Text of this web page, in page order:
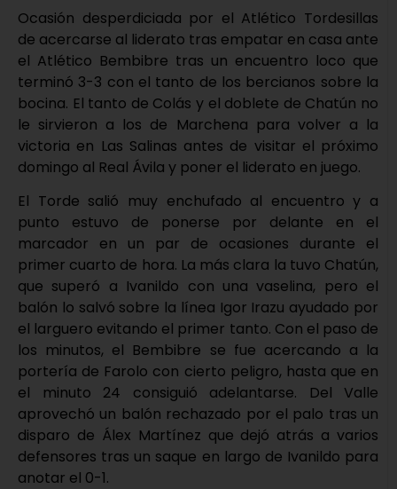
Ocasión desperdiciada por el Atlético Tordesillas
de acercarse al liderato tras empatar en casa ante
el Atlético Bembibre tras un encuentro loco que
terminó 3-3 con el tanto de los bercianos sobre la
bocina. El tanto de Colás y el doblete de Chatún no
le sirvieron a los de Marchena para volver a la
victoria en Las Salinas antes de visitar el próximo
domingo al Real Ávila y poner el liderato en juego.
El Torde salió muy enchufado al encuentro y a
punto estuvo de ponerse por delante en el
marcador en un par de ocasiones durante el
primer cuarto de hora. La más clara la tuvo Chatún,
que superó a Ivanildo con una vaselina, pero el
balón lo salvó sobre la línea Igor Irazu ayudado por
el larguero evitando el primer tanto. Con el paso de
los minutos, el Bembibre se fue acercando a la
portería de Farolo con cierto peligro, hasta que en
el minuto 24 consiguió adelantarse. Del Valle
aprovechó un balón rechazado por el palo tras un
disparo de Álex Martínez que dejó atrás a varios
defensores tras un saque en largo de Ivanildo para
anotar el 0-1.